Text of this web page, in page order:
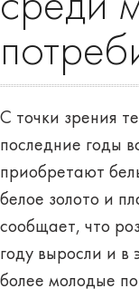
С точки зрения
последние годы
приобретают
белое золото и
сообщает, что
году выросли и в
более молодые